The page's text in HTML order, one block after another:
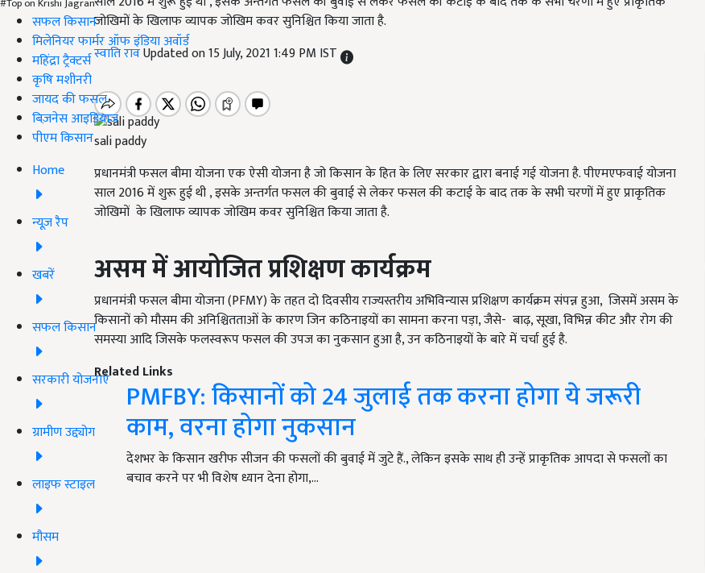
सफल किसान
मिलेनियर फार्मर ऑफ इंडिया अवॉर्ड
महिंद्रा ट्रैक्टर्स
कृषि मशीनरी
जायद की फसल
बिज़नेस आइडियाज
पीएम किसान
Home
न्यूज़ रैप
खबरें
सफल किसान
सरकारी योजनाएं
ग्रामीण उद्द्योग
लाइफ स्टाइल
मौसम
जोखिमों के खिलाफ व्यापक जोखिम कवर सुनिश्चित किया जाता है.
स्वाति रावUpdated on 15 July, 2021 1:49 PM IST
sali paddy
प्रधानमंत्री फसल बीमा योजना एक ऐसी योजना है जो किसान के हित के लिए सरकार द्वारा बनाई गई योजना है. पीएमएफवाई योजना
साल 2016 में शुरू हुई थी , इसके अन्तर्गत फसल की बुवाई से लेकर फसल की कटाई के बाद तक के सभी चरणों में हुए प्राकृतिक
जोखिमों के खिलाफ व्यापक जोखिम कवर सुनिश्चित किया जाता है.
असम में आयोजित प्रशिक्षण कार्यक्रम
प्रधानमंत्री फसल बीमा योजना (PFMY) के तहत दो दिवसीय राज्यस्तरीय अभिविन्यास प्रशिक्षण कार्यक्रम संपन्न हुआ, जिसमें असम के
किसानों को मौसम की अनिश्चितताओं के कारण जिन कठिनाइयों का सामना करना पड़ा, जैसे- बाढ़, सूखा, विभिन्न कीट और रोग की
समस्या आदि जिसके फलस्वरूप फसल की उपज का नुकसान हुआ है, उन कठिनाइयों के बारे में चर्चा हुई है.
Related Links
PMFBY: किसानों को 24 जुलाई तक करना होगा ये जरूरी
काम, वरना होगा नुकसान
देशभर के किसान खरीफ सीजन की फसलों की बुवाई में जुटे हैं., लेकिन इसके साथ ही उन्हें प्राकृतिक आपदा से फसलों का
बचाव करने पर भी विशेष ध्यान देना होगा,…